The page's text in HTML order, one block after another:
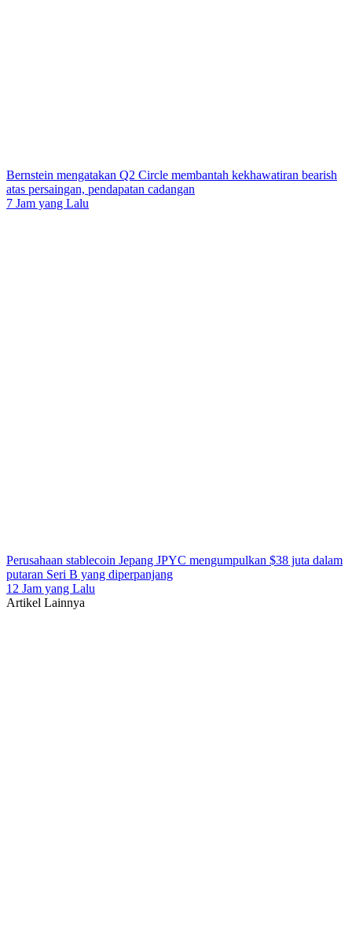
Bernstein mengatakan Q2 Circle membantah kekhawatiran bearish
atas persaingan, pendapatan cadangan
7 Jam yang Lalu
Perusahaan stablecoin Jepang JPYC mengumpulkan $38 juta dalam
putaran Seri B yang diperpanjang
12 Jam yang Lalu
Artikel Lainnya